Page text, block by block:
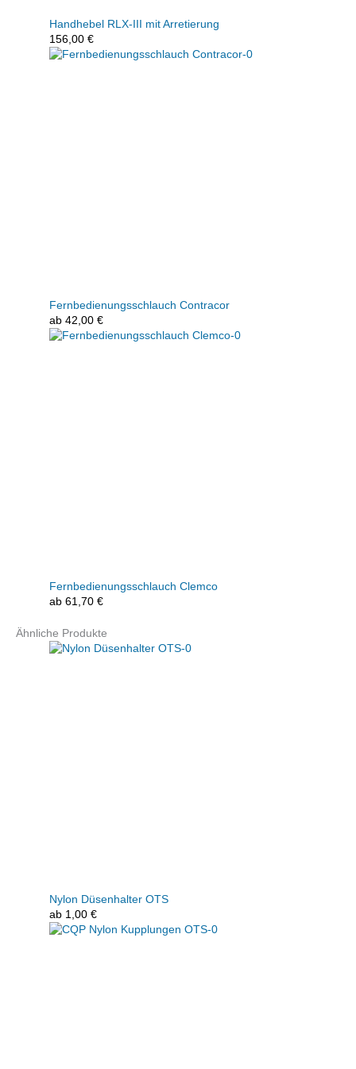
Handhebel RLX-III mit Arretierung
156,00 €
Fernbedienungsschlauch Contracor
ab 42,00 €
Fernbedienungsschlauch Clemco
ab 61,70 €
Ähnliche Produkte
Nylon Düsenhalter OTS
ab 1,00 €